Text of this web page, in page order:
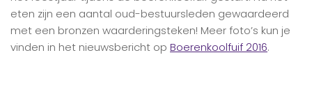
eten zijn een aantal oud-bestuursleden gewaardeerd
met een bronzen waarderingsteken! Meer foto’s kun je
vinden in het nieuwsbericht op Boerenkoolfuif 2016.